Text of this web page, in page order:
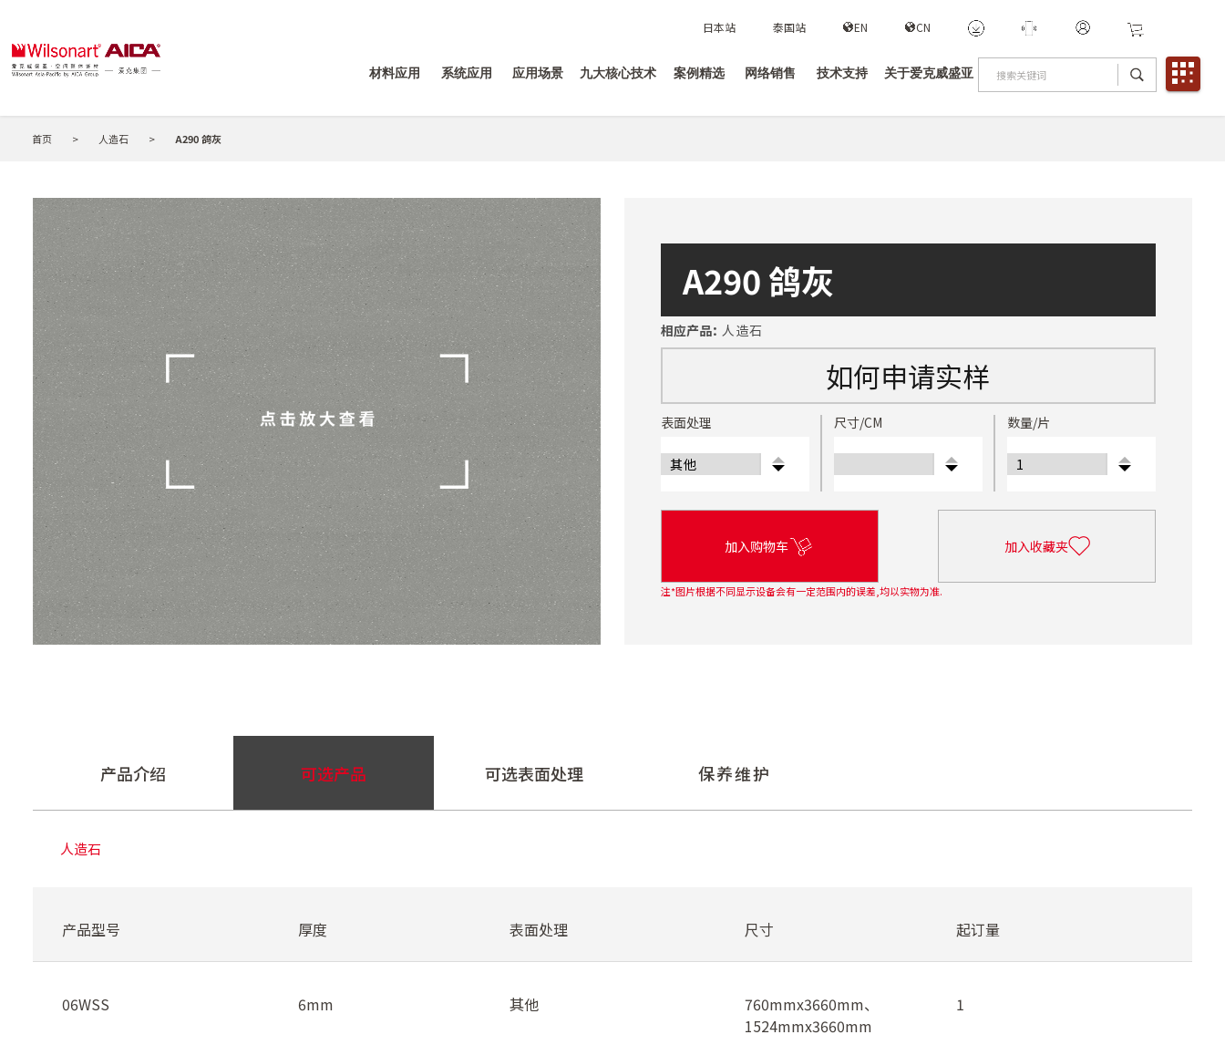
日本站 泰国站 EN CN
材料应用 系统应用 应用场景 九大核心技术 案例精选 网络销售 技术支持 关于爱克威盛亚
首页 > 人造石 > A290 鸽灰
A290 鸽灰
相应产品： 人造石
如何申请实样
表面处理 尺寸/CM 数量/片
加入购物车 加入收藏夹
注*图片根据不同显示设备会有一定范围内的误差,均以实物为准.
产品介绍 可选产品 可选表面处理 保养维护
人造石
产品型号 厚度 表面处理 尺寸 起订量
06WSS 6mm 其他
760mmx3660mm、
1524mmx3660mm
1